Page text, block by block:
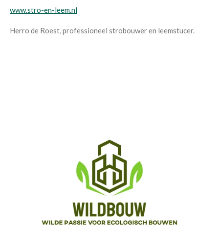
www.stro-en-leem.nl
Herro de Roest, professioneel strobouwer en leemstucer.